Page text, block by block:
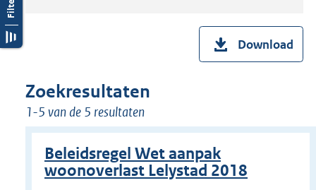
Download
Zoekresultaten
1-5 van de 5 resultaten
Beleidsregel Wet aanpak
woonoverlast Lelystad 2018